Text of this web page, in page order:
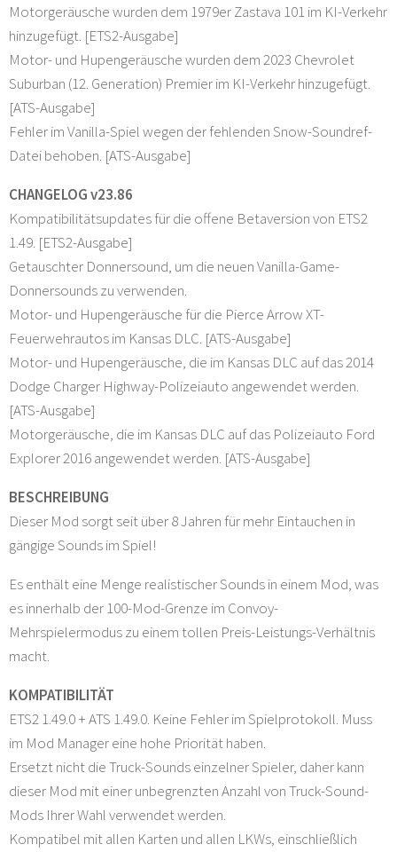
Motorgeräusche wurden dem 1979er Zastava 101 im KI-Verkehr
hinzugefügt. [ETS2-Ausgabe]
Motor- und Hupengeräusche wurden dem 2023 Chevrolet
Suburban (12. Generation) Premier im KI-Verkehr hinzugefügt.
[ATS-Ausgabe]
Fehler im Vanilla-Spiel wegen der fehlenden Snow-Soundref-
Datei behoben. [ATS-Ausgabe]
CHANGELOG v23.86
Kompatibilitätsupdates für die offene Betaversion von ETS2
1.49. [ETS2-Ausgabe]
Getauschter Donnersound, um die neuen Vanilla-Game-
Donnersounds zu verwenden.
Motor- und Hupengeräusche für die Pierce Arrow XT-
Feuerwehrautos im Kansas DLC. [ATS-Ausgabe]
Motor- und Hupengeräusche, die im Kansas DLC auf das 2014
Dodge Charger Highway-Polizeiauto angewendet werden.
[ATS-Ausgabe]
Motorgeräusche, die im Kansas DLC auf das Polizeiauto Ford
Explorer 2016 angewendet werden. [ATS-Ausgabe]
BESCHREIBUNG
Dieser Mod sorgt seit über 8 Jahren für mehr Eintauchen in
gängige Sounds im Spiel!
Es enthält eine Menge realistischer Sounds in einem Mod, was
es innerhalb der 100-Mod-Grenze im Convoy-
Mehrspielermodus zu einem tollen Preis-Leistungs-Verhältnis
macht.
KOMPATIBILITÄT
ETS2 1.49.0 + ATS 1.49.0. Keine Fehler im Spielprotokoll. Muss
im Mod Manager eine hohe Priorität haben.
Ersetzt nicht die Truck-Sounds einzelner Spieler, daher kann
dieser Mod mit einer unbegrenzten Anzahl von Truck-Sound-
Mods Ihrer Wahl verwendet werden.
Kompatibel mit allen Karten und allen LKWs, einschließlich